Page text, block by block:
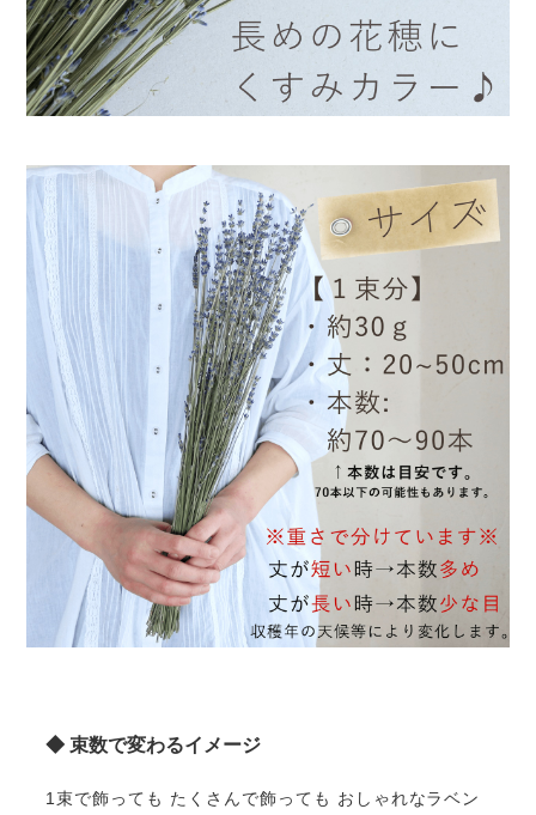
◆ 束数で変わるイメージ
1束で飾っても たくさんで飾っても おしゃれなラベン